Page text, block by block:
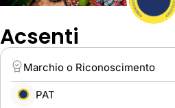
Acsenti
Marchio o Riconoscimento
PAT